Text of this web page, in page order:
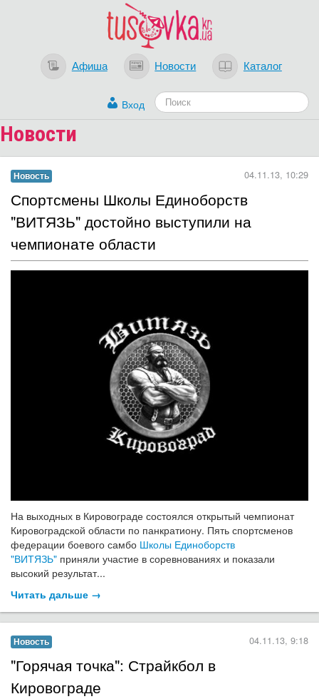
Афиша Новости Каталог
Вход
Новости
Новость 04.11.13, 10:29
Спортсмены Школы Единоборств
"ВИТЯЗЬ" достойно выступили на
чемпионате области
На выходных в Кировограде состоялся открытый чемпионат
Кировоградской области по панкратиону. Пять спортсменов
федерации боевого самбо Школы Единоборств
"ВИТЯЗЬ" приняли участие в соревнованиях и показали
высокий результат...
Читать дальше →
Новость 04.11.13, 9:18
"Горячая точка": Страйкбол в
Кировограде